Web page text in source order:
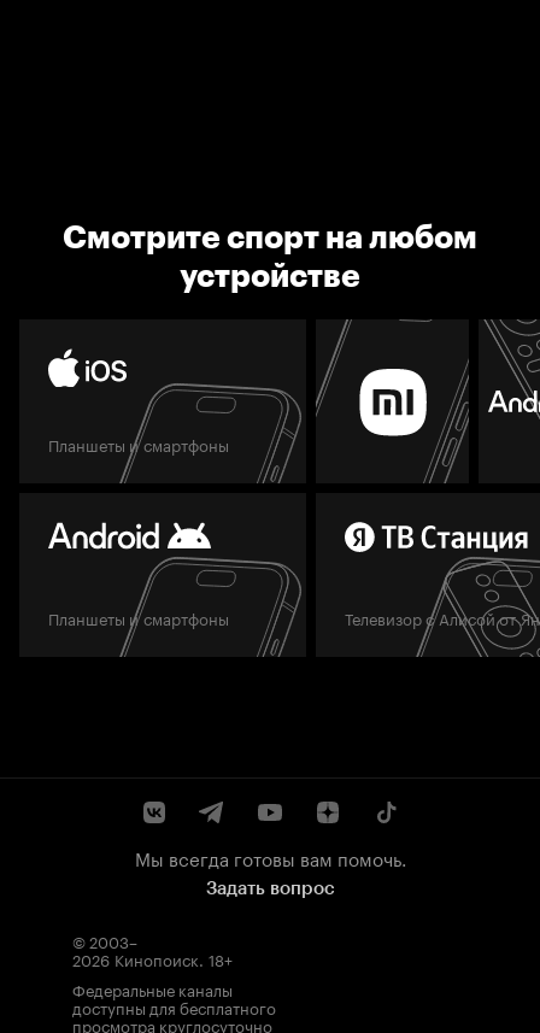
Смотрите спорт на любом
устройстве
Планшеты и смартфоны
Планшеты и смартфоны Телевизор с Алисой от
Мы всегда готовы вам помочь.
Задать вопрос
© 2003–
2026 Кинопоиск. 18+
Федеральные каналы
доступны для бесплатного
просмотра круглосуточно